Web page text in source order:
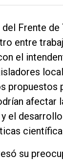
del Frente
entre
el
propuestos
afectar
el
su